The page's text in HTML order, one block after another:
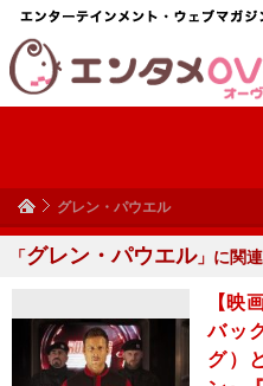
グレン・パウエル
「グレン・パウエル」に関
【映
バッ
グ）